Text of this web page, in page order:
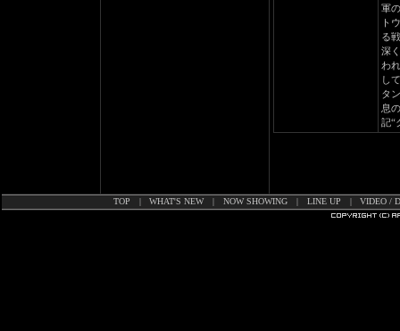
軍
ト
る
深
わ
し
タ
息
記“
TOP WHAT'S NEW| NOW SHOWING| LINE UP VIDEO /